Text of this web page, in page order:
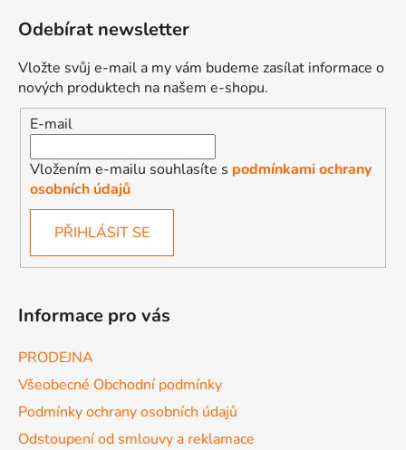
Odebírat newsletter
Vložte svůj e-mail a my vám budeme zasílat informace o
nových produktech na našem e-shopu.
E-mail
Vložením e-mailu souhlasíte s podmínkami ochrany
osobních údajů
PŘIHLÁSIT SE
Informace pro vás
PRODEJNA
Všeobecné Obchodní podmínky
Podmínky ochrany osobních údajů
Odstoupení od smlouvy a reklamace